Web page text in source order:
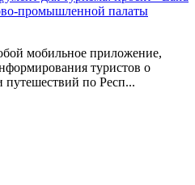
промышленной палаты
мобильное приложение,
туристов о
путешествий по Респ...